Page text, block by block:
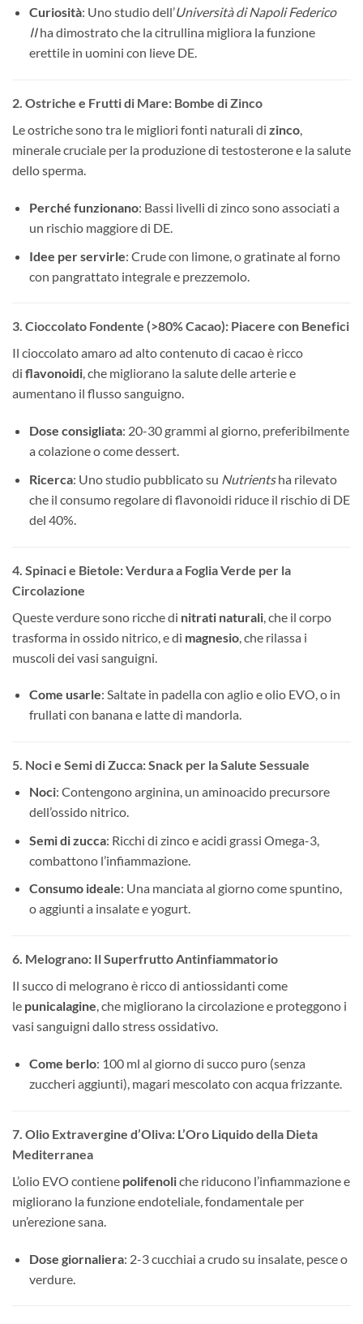
Curiosità: Uno studio dell’Università di Napoli Federico
IIha dimostrato che la citrullina migliora la funzione
erettile in uomini con lieve DE.
2. Ostriche e Frutti di Mare: Bombe di Zinco
Le ostriche sono tra le migliori fonti naturali di zinco,
minerale cruciale per la produzione di testosterone e la salute
dello sperma.
Perché funzionano: Bassi livelli di zinco sono associati a
un rischio maggiore di DE.
Idee per servirle: Crude con limone, o gratinate al forno
con pangrattato integrale e prezzemolo.
3. Cioccolato Fondente (>80% Cacao): Piacere con Benefici
Il cioccolato amaro ad alto contenuto di cacao è ricco
di flavonoidi, che migliorano la salute delle arterie e
aumentano il flusso sanguigno.
Dose consigliata: 20-30 grammi al giorno, preferibilmente
a colazione o come dessert.
Ricerca: Uno studio pubblicato su Nutrientsha rilevato
che il consumo regolare di flavonoidi riduce il rischio di DE
del 40%.
4. Spinaci e Bietole: Verdura a Foglia Verde per la
Circolazione
Queste verdure sono ricche di nitrati naturali , che il corpo
trasforma in ossido nitrico, e di magnesio , che rilassa i
muscoli dei vasi sanguigni.
Come usarle: Saltate in padella con aglio e olio EVO, o in
frullati con banana e latte di mandorla.
5. Noci e Semi di Zucca: Snack per la Salute Sessuale
Noci: Contengono arginina, un aminoacido precursore
dell’ossido nitrico.
Semi di zucca: Ricchi di zinco e acidi grassi Omega-3,
combattono l’infiammazione.
Consumo ideale: Una manciata al giorno come spuntino,
o aggiunti a insalate e yogurt.
6. Melograno: Il Superfrutto Antinfiammatorio
Il succo di melograno è ricco di antiossidanti come
le punicalagine, che migliorano la circolazione e proteggono i
vasi sanguigni dallo stress ossidativo.
Come berlo: 100 ml al giorno di succo puro (senza
zuccheri aggiunti), magari mescolato con acqua frizzante.
7. Olio Extravergine d’Oliva: L’Oro Liquido della Dieta
Mediterranea
L’olio EVO contiene polifenoliche riducono l’infiammazione e
migliorano la funzione endoteliale, fondamentale per
un’erezione sana.
Dose giornaliera: 2-3 cucchiai a crudo su insalate, pesce o
verdure.